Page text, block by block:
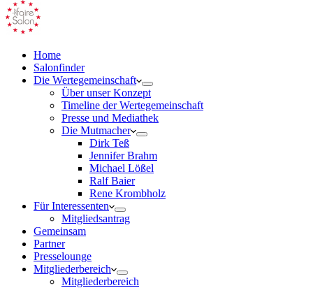
Home
Salonfinder
Die Wertegemeinschaft
Über unser Konzept
Timeline der Wertegemeinschaft
Presse und Mediathek
Die Mutmacher
Dirk Teß
Jennifer Brahm
Michael Lößel
Ralf Baier
Rene Krombholz
Für Interessenten
Mitgliedsantrag
Gemeinsam
Partner
Presselounge
Mitgliederbereich
Mitgliederbereich